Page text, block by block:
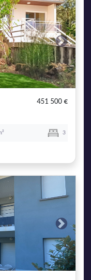
Next
451 500 €
3
Next